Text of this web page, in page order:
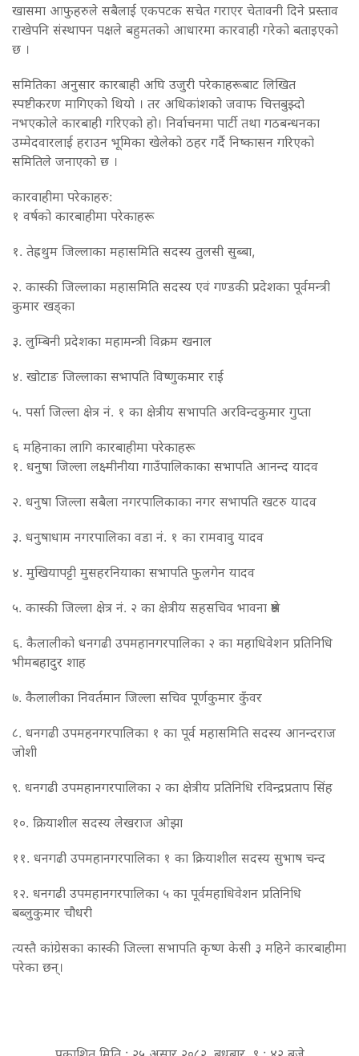
खासमा आफुहरुले सबैलाई एकपटक सचेत गराएर चेतावनी दिने प्रस्ताव
राखेपनि संस्थापन पक्षले बहुमतको आधारमा कारवाही गरेको बताइएको
छ ।
समितिका अनुसार कारबाही अघि उजुरी परेकाहरूबाट लिखित
स्पष्टीकरण मागिएको थियो । तर अधिकांशको जवाफ चित्तबुझ्दो
नभएकोले कारबाही गरिएको हो। निर्वाचनमा पार्टी तथा गठबन्धनका
उम्मेदवारलाई हराउन भूमिका खेलेको ठहर गर्दै निष्कासन गरिएको
समितिले जनाएको छ ।
कारवाहीमा परेकाहरु:
१ वर्षको कारबाहीमा परेकाहरू
१. तेह्रथुम जिल्लाका महासमिति सदस्य तुलसी सुब्बा,
२. कास्की जिल्लाका महासमिति सदस्य एवं गण्डकी प्रदेशका पूर्वमन्त्री
कुमार खड्का
३. लुम्बिनी प्रदेशका महामन्त्री विक्रम खनाल
४. खोटाङ जिल्लाका सभापति विष्णुकमार राई
५. पर्सा जिल्ला क्षेत्र नं. १ का क्षेत्रीय सभापति अरविन्दकुमार गुप्ता
६ महिनाका लागि कारबाहीमा परेकाहरू
१. धनुषा जिल्ला लक्ष्मीनीया गाउँपालिकाका सभापति आनन्द यादव
२. धनुषा जिल्ला सबैला नगरपालिकाका नगर सभापति खटरु यादव
३. धनुषाधाम नगरपालिका वडा नं. १ का रामवावु यादव
४. मुखियापट्टी मुसहरनियाका सभापति फुलगेन यादव
५. कास्की जिल्ला क्षेत्र नं. २ का क्षेत्रीय सहसचिव भावना श्रेष्ठ
६. कैलालीको धनगढी उपमहानगरपालिका २ का महाधिवेशन प्रतिनिधि
भीमबहादुर शाह
७. कैलालीका निवर्तमान जिल्ला सचिव पूर्णकुमार कुँवर
८. धनगढी उपमहनगरपालिका १ का पूर्व महासमिति सदस्य आनन्दराज
जोशी
९. धनगढी उपमहानगरपालिका २ का क्षेत्रीय प्रतिनिधि रविन्द्रप्रताप सिंह
१०. क्रियाशील सदस्य लेखराज ओझा
११. धनगढी उपमहानगरपालिका १ का क्रियाशील सदस्य सुभाष चन्द
१२. धनगढी उपमहानगरपालिका ५ का पूर्वमहाधिवेशन प्रतिनिधि
बब्लुकुमार चौधरी
त्यस्तै कांग्रेसका कास्की जिल्ला सभापति कृष्ण केसी ३ महिने कारबाहीमा
परेका छन्।